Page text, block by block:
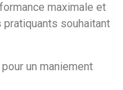
maximale et
souhaitant
un maniement